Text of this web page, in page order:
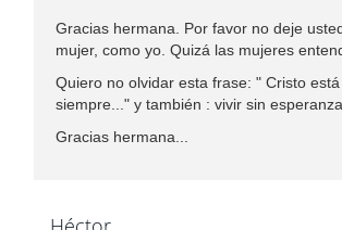
Gracias hermana. Por favor no deje
mujer, como yo. Quizá las mujeres
Quiero no olvidar esta frase: " Cristo
siempre..." y también : vivir sin
Gracias hermana...